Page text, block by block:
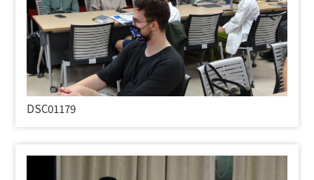
DSC01179